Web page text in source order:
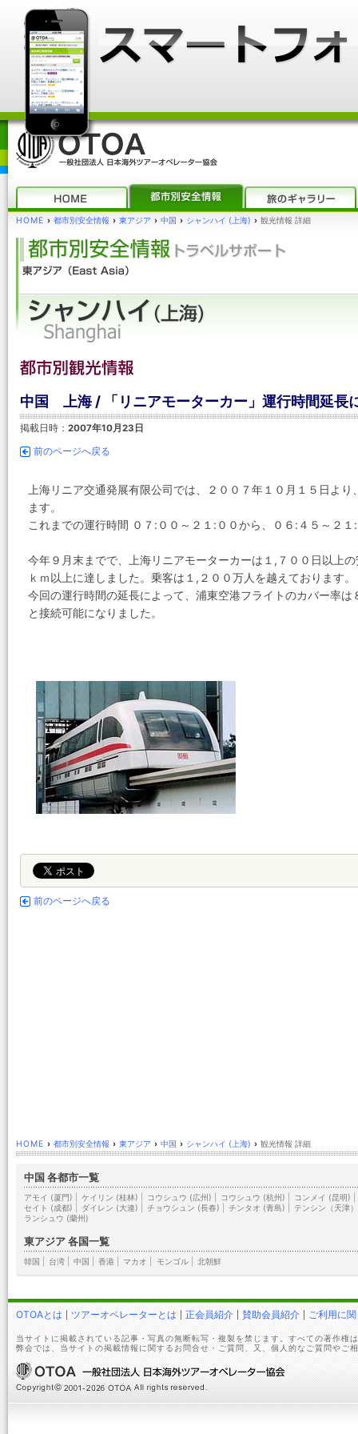
HOME › 都市別安全情報 › 東アジア › 中国 › シャンハイ (上海) › 観光情報 詳細
中国 上海 / 「リニアモーターカー」運行時間延長
掲載日時： 2007年10月23日
前のページへ戻る
上海リニア交通発展有限公司では、２００７年１０月１５日よ
ます。
これまでの運行時間 ０７:００～２１:００から、０６:４５～２
今年９月末までで、上海リニアモーターカーは１,７００日以上
ｋｍ以上に達しました。乗客は１,２００万人を越えております。
今回の運行時間の延長によって、浦東空港フライトのカバー率
と接続可能になりました。
前のページへ戻る
HOME › 都市別安全情報 › 東アジア › 中国 › シャンハイ (上海) › 観光情報 詳細
中国 各都市一覧
アモイ (厦門) ケイリン (桂林) コウシュウ (広州) コウシュウ (杭州) コンメイ (昆明)
セイト (成都)
ダイレン (大連) チョウシュン (長春) チンタオ (青島)
テンシン（天津）
ランシュウ (蘭州)
東アジア 各国一覧
韓国 台湾 中国 香港 マカオ モンゴル| 北朝鮮
OTOAとは ツアーオペレーターとは 正会員紹介 賛助会員紹介 ご利用に
当サイトに掲載されている記事・写真の無断転写・複製を禁じます。すべての著作権
弊会では、当サイトの掲載情報に関するお問合せ・ご質問、又、個人的なご質問やご